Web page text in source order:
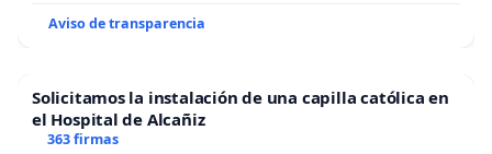
Aviso de transparencia
Solicitamos la instalación de una capilla católica en
el Hospital de Alcañiz
363 firmas